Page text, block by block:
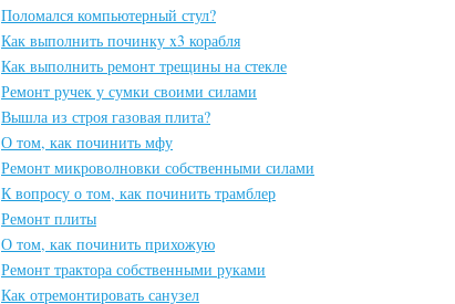
Поломался компьютерный стул?
Как выполнить починку x3 корабля
Как выполнить ремонт трещины на стекле
Ремонт ручек у сумки своими силами
Вышла из строя газовая плита?
О том, как починить мфу
Ремонт микроволновки собственными силами
К вопросу о том, как починить трамблер
Ремонт плиты
О том, как починить прихожую
Ремонт трактора собственными руками
Как отремонтировать санузел